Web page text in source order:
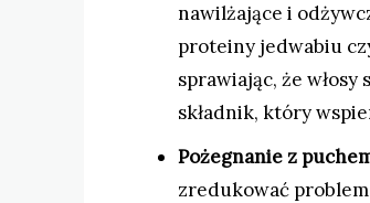
nawilżające i
proteiny jedwabiu
sprawiając, że włosy
składnik, który
Pożegnanie z
zredukować problem